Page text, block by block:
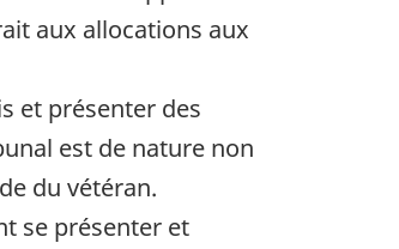
aux allocations aux
et présenter des
est de nature non
du vétéran.
se présenter et